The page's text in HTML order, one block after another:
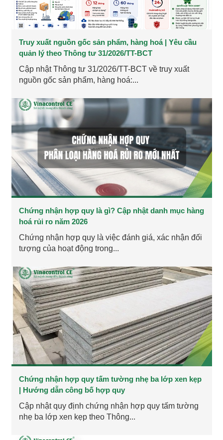
Truy xuất nguồn gốc sản phẩm, hàng hoá | Yêu cầu
quản lý theo Thông tư 31/2026/TT-BCT
Cập nhật Thông tư 31/2026/TT-BCT về truy xuất
nguồn gốc sản phẩm, hàng hoá:...
Chứng nhận hợp quy là gì? Cập nhật danh mục hàng
hoá rủi ro năm 2026
Chứng nhận hợp quy là việc đánh giá, xác nhận đối
tượng của hoạt động trong...
Chứng nhận hợp quy tấm tường nhẹ ba lớp xen kẹp
| Hướng dẫn công bố hợp quy
Cập nhật quy định chứng nhận hợp quy tấm tường
nhẹ ba lớp xen kẹp theo Thông...